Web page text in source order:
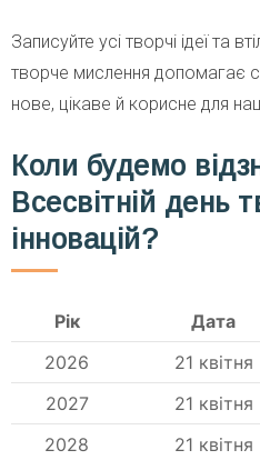
Записуйте усі творчі ідеї та
творче мислення допомагає
нове, цікаве й корисне для
Коли будемо
Всесвітній день
інновацій?
Рік Дата
2026
21 квітня
2027
21 квітня
2028
21 квітня